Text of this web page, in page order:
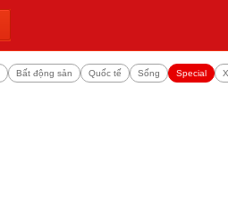
Bất động sản Quốc tế Sống Special